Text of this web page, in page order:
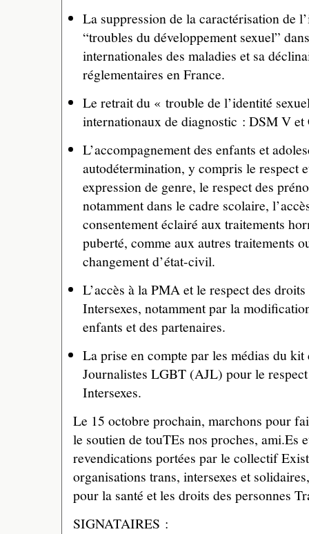
La suppression de la caractérisation de
“troubles du développement sexuel”
internationales des maladies et sa
réglementaires en France.
Le retrait du « trouble de l’identité
internationaux de diagnostic : DSM V
L’accompagnement des enfants et
autodétermination, y compris le respect
expression de genre, le respect des
notamment dans le cadre scolaire,
consentement éclairé aux traitements
puberté, comme aux autres traitements
changement d’état-civil.
L’accès à la PMA et le respect des
Intersexes, notamment par la
enfants et des partenaires.
La prise en compte par les médias du kit
Journalistes LGBT (AJL) pour le
Intersexes.
Le 15 octobre prochain, marchons pour
le soutien de touTEs nos proches, ami.Es
revendications portées par le collectif
organisations trans, intersexes et
pour la santé et les droits des personnes
SIGNATAIRES :